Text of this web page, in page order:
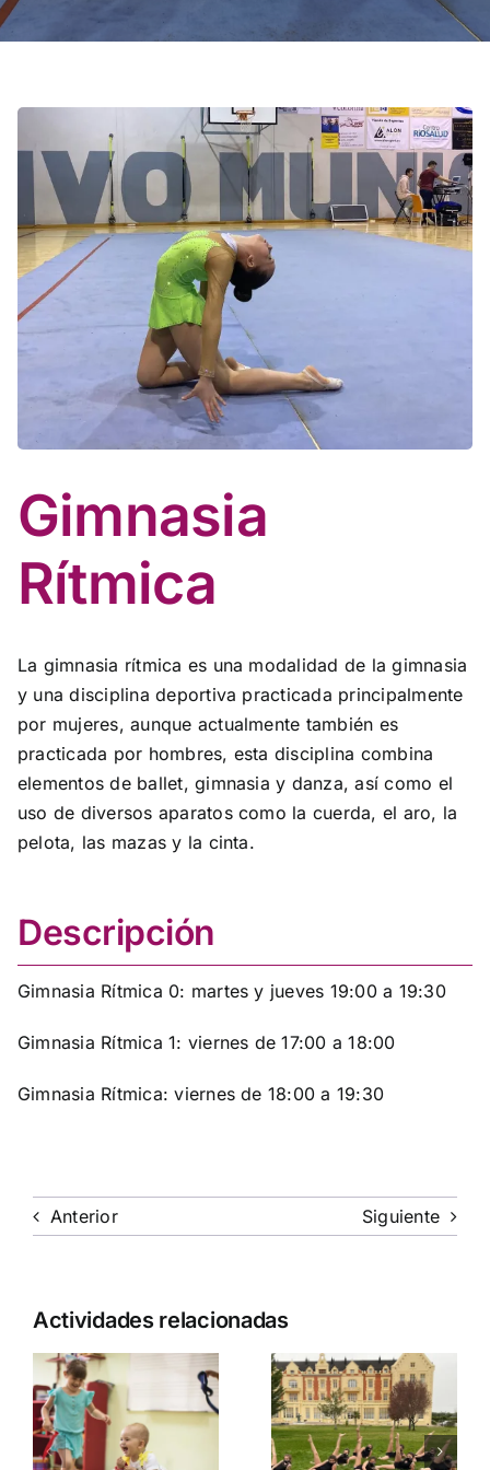
Gimnasia
Rítmica
La gimnasia rítmica es una modalidad de la gimnasia
y una disciplina deportiva practicada principalmente
por mujeres, aunque actualmente también es
practicada por hombres, esta disciplina combina
elementos de ballet, gimnasia y danza, así como el
uso de diversos aparatos como la cuerda, el aro, la
pelota, las mazas y la cinta.
Descripción
Gimnasia Rítmica 0: martes y jueves 19:00 a 19:30
Gimnasia Rítmica 1: viernes de 17:00 a 18:00
Gimnasia Rítmica: viernes de 18:00 a 19:30
Anterior Siguiente
Actividades relacionadas